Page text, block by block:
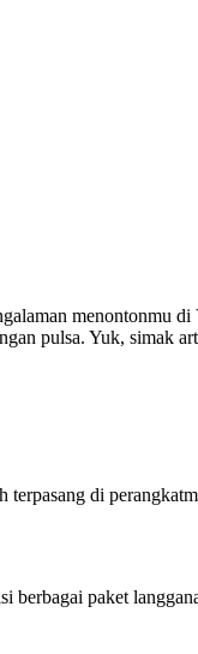
menontonmu
pulsa. Yuk, simak
terpasang di
berbagai paket